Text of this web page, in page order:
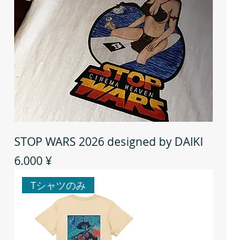
STOP WARS 2026 designed by DAIKI
Preis
6.000 ¥
Tシャツのみ